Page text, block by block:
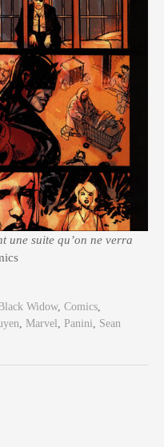
une suite qu’on ne verra
Widow, Comics
Marvel Panini
Sean